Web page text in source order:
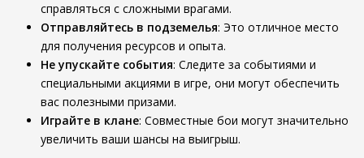
справляться с сложными врагами.
Отправляйтесь в подземелья: Это отличное место
для получения ресурсов и опыта.
Не упускайте события: Следите за событиями и
специальными акциями в игре, они могут обеспечить
вас полезными призами.
Играйте в клане: Совместные бои могут значительно
увеличить ваши шансы на выигрыш.